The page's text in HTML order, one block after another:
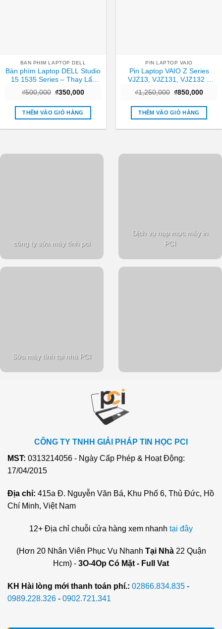
BAN PHIM LAPTOP DELL
Bàn phím Laptop DELL Studio
15 1535 Series – Thay Lấy
₫500,000 Giá
là:
₫500,000.
₫350,000Giá
tại
₫350,000.
THÊM VÀO GIỎ HÀNG
PIN LAPTOP VAIO
Pin Laptop VAIO Z Series
VJZ13, VJZ131, VJZ132 –
₫1,250,000 Giá
là:
₫1,250,000.
₫850,000Giá
tại
THÊM VÀO GIỎ HÀNG
công ty sửa máy tính pci
Dịch vụ nạp mực máy in
PCI
Sửa máy tính tại nhà PCI
CÔNG TY TNHH GIẢI PHÁP TIN HỌC PCI
MST: 0313214056 - Ngày Cấp Phép & Hoạt Động:
17/04/2015
Địa chỉ: 415a Đ. Nguyễn Văn Bá, Khu Phố 6, Thủ Đức, Hồ
Chí Minh, Việt Nam
12+ Địa chỉ chuỗi cửa hàng xem nhanh tại đây
(Hơn 20 Nhân Viên Phục Vụ Nhanh Tại Nhà22 Quận
Hcm) - 3O-4Op Có Mặt - Full Vat
KH Hài lòng mới thanh toán phí.: 02866.834.835 -
0989.228.326 - 0902.721.341